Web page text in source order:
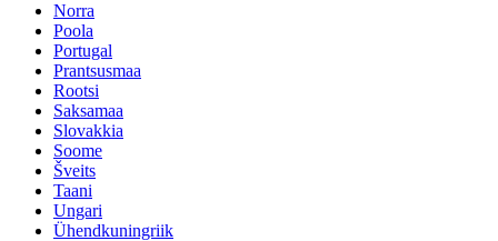
Norra
Poola
Portugal
Prantsusmaa
Rootsi
Saksamaa
Slovakkia
Soome
Šveits
Taani
Ungari
Ühendkuningriik